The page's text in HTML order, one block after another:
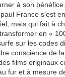
à son bénéfice.
France s’est
mais qui fait à
en «
sur les codes
conscience de la
films originaux
fur et à mesure